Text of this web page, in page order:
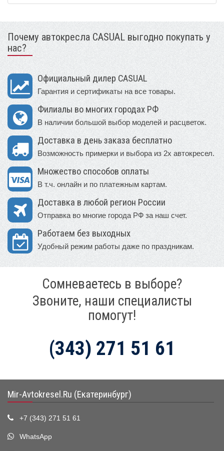
Почему автокресла CASUAL выгодно покупать у
нас?
Официальный дилер CASUAL
Гарантия и сертификаты на все товары.
Филиалы во многих городах РФ
В наличии большой выбор моделей и расцветок.
Доставка в день заказа бесплатно
Возможность примерки и выбора из 2х автокресел.
Множество способов оплаты
В т.ч. онлайн и по платежным картам.
Доставка в любой регион России
Отправка во многие города РФ за наш счет.
Работаем без выходных
Удобный режим работы даже по праздникам.
Сомневаетесь в выборе?
Звоните, наши специалисты
помогут!
(343) 271 51 61
Mir-Avtokresel.Ru (Екатеринбург)
+7 (343) 271 51 61
WhatsApp